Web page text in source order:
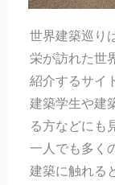
世界建築巡り
栄が訪れた世
紹介するサイ
建築学生や建
る方などにも
一人でも多く
建築に触れる